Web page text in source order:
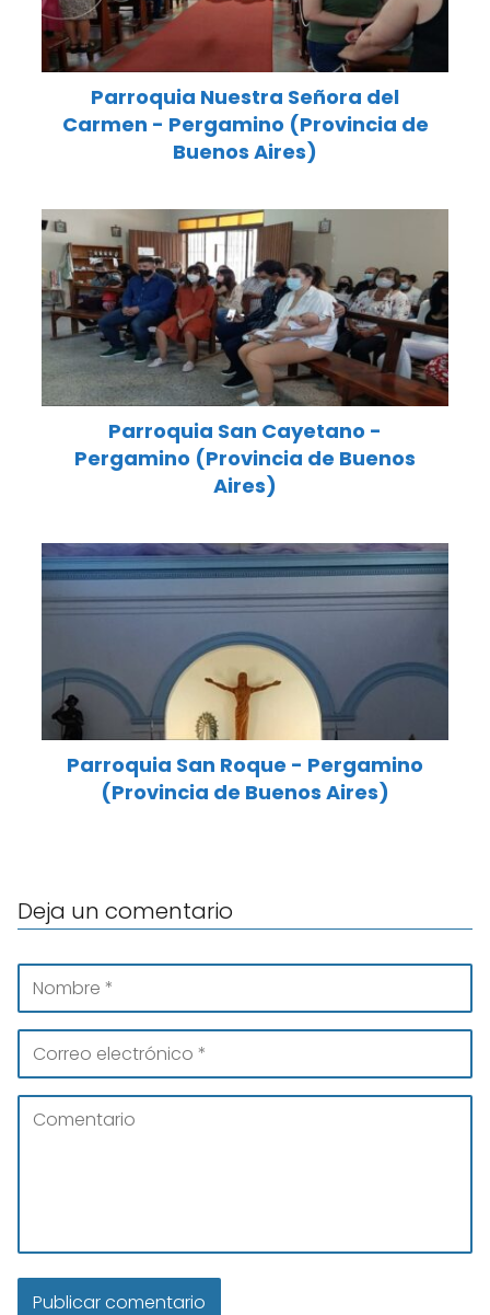
Parroquia Nuestra Señora del
Carmen - Pergamino (Provincia de
Buenos Aires)
Parroquia San Cayetano -
Pergamino (Provincia de Buenos
Aires)
Parroquia San Roque - Pergamino
(Provincia de Buenos Aires)
Deja un comentario